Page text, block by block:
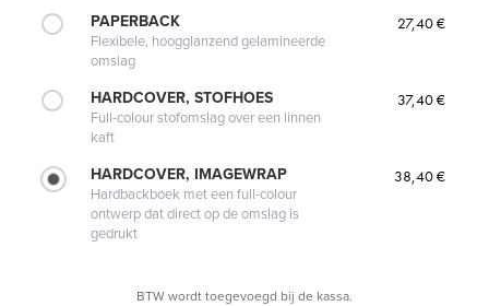
PAPERBACK
Flexibele, hoogglanzend gelamineerde
omslag
27,40 €
HARDCOVER, STOFHOES
Full-colour stofomslag over een linnen
kaft
37,40 €
HARDCOVER, IMAGEWRAP
Hardbackboek met een full-colour
ontwerp dat direct op de omslag is
gedrukt
38,40 €
BTW wordt toegevoegd bij de kassa.